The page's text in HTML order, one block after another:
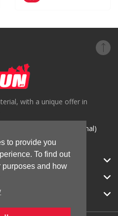
to provide you
To find out
purposes and how
with a unique offer in
para rede móvel nacional)